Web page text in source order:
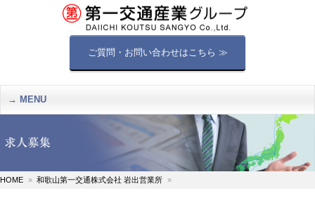
ご質問・お問い合わせはこちら ≫
MENU
HOME 和歌山第一交通株式会社 岩出営業所